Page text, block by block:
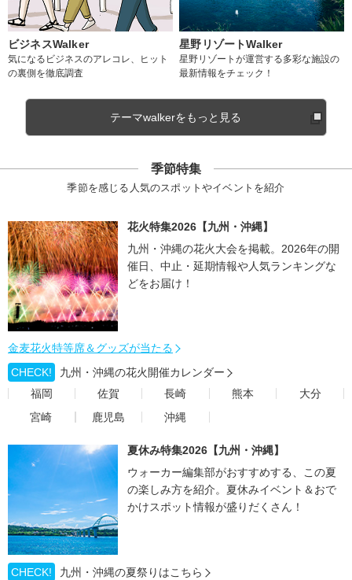
ビジネスWalker
気になるビジネスのアレコレ、ヒット
の裏側を徹底調査
星野リゾートWalker
星野リゾートが運営する多彩な施設の
最新情報をチェック！
テーマwalkerをもっと見る
季節特集
季節を感じる人気のスポットやイベントを紹介
花火特集2026【九州・沖縄】
九州・沖縄の花火大会を掲載。2026年の開
催日、中止・延期情報や人気ランキングな
どをお届け！
金麦花火特等席＆グッズが当たる
CHECK!
九州・沖縄の花火開催カレンダー
福岡
佐賀 長崎 熊本
大分
宮崎
鹿児島 沖縄
夏休み特集2026【九州・沖縄】
ウォーカー編集部がおすすめする、この夏
の楽しみ方を紹介。夏休みイベント＆おで
かけスポット情報が盛りだくさん！
CHECK!
九州・沖縄の夏祭りはこちら